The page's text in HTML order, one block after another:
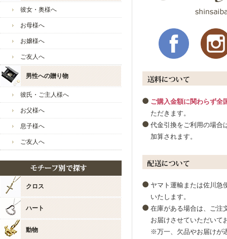
新商品も多数ご用意してお
まい様のまたのご利用ス
今後とも宜しくお願い致し
ジュエリーウォーク心斎橋
まゅ様
いつも当店をご愛好いただ
レビューのご投稿も感謝申
商品への評価、大変嬉しく
ご購入金額に関わらず全
ただきます。
代金引換をご利用の場合
加算されます。
ヤマト運輸または佐川急
いたします。
在庫がある場合は、ご注
お届けさせていただいて
※万一、欠品やお届けが
彼女・奥様へ
お母様へ
お嬢様へ
ご友人へ
男性への贈り物
彼氏・ご主人様へ
お父様へ
息子様へ
ご友人へ
クロス
ハート
動物